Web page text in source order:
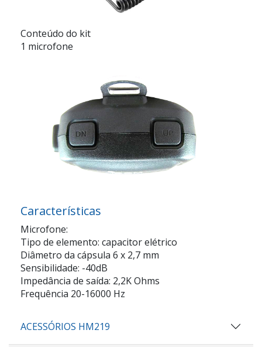
Conteúdo do kit
1 microfone
Características
Microfone:
Tipo de elemento: capacitor elétrico
Diâmetro da cápsula 6 x 2,7 mm
Sensibilidade: -40dB
Impedância de saída: 2,2K Ohms
Frequência 20-16000 Hz
ACESSÓRIOS HM219